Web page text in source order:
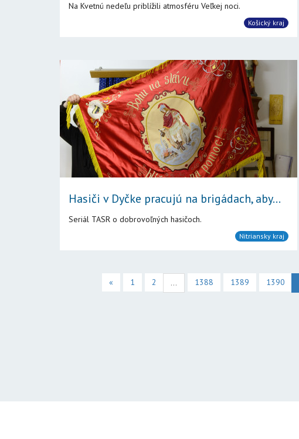
Na Kvetnú nedeľu priblížili atmosféru Veľkej noci.
Košický kraj
Hasiči v Dyčke pracujú na brigádach, aby...
Seriál TASR o dobrovoľných hasičoch.
Nitriansky kraj
« 1 2 ... 1388 1389 1390